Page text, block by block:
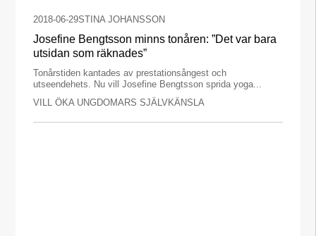
2018-06-29STINA JOHANSSON
Josefine Bengtsson minns tonåren: ”Det var bara
utsidan som räknades”
Tonårstiden kantades av prestationsångest och
utseendehets. Nu vill Josefine Bengtsson sprida yoga...
VILL ÖKA UNGDOMARS SJÄLVKÄNSLA